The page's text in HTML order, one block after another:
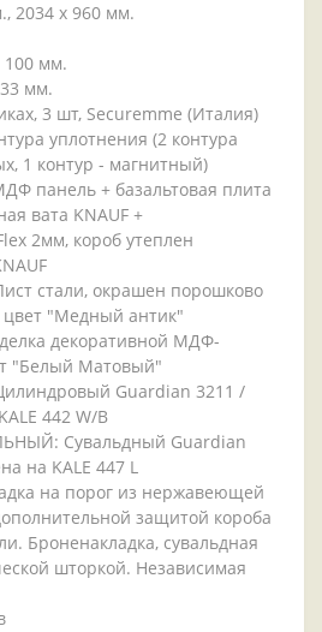
2034 x 960 мм.
мм.
мм.
3 шт, Securemme (Италия)
уплотнения (2 контура
1 контур - магнитный)
панель + базальтовая плита
вата KNAUF +
2мм, короб утеплен
стали, окрашен порошково
цвет "Медный антик"
декоративной МДФ-
"Белый Матовый"
Guardian 3211 /
442 W/B
Сувальдный Guardian
на KALE 447 L
на порог из нержавеющей
защитой короба
Броненакладка, сувальдная
шторкой. Независимая